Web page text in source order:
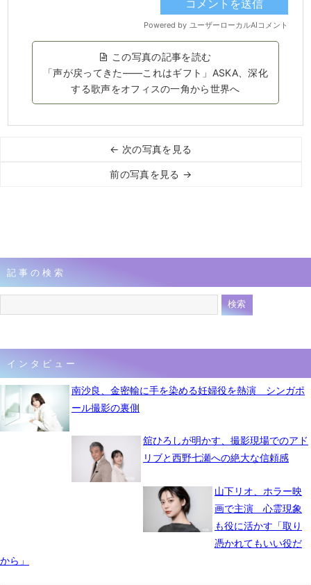
この写真の記事を読む
「声が戻ってきた――これはギフト」ASKA、深化
する歌声をオフィスの一角から世界へ
← 次の写真を見る
前の写真を見る →
記事の検索
インタビュー
南沙良、金密輸に手を染める妊婦役を熱演 シンガポ
ール撮影の裏側
舘ひろしが明かす、撮影現場でのアド
リブと西野七瀬への絶大な信頼感
山下リオ、ホラー映
画で主演 心霊現象
も役に活かす「取り
憑かれてもいい役だ
から」